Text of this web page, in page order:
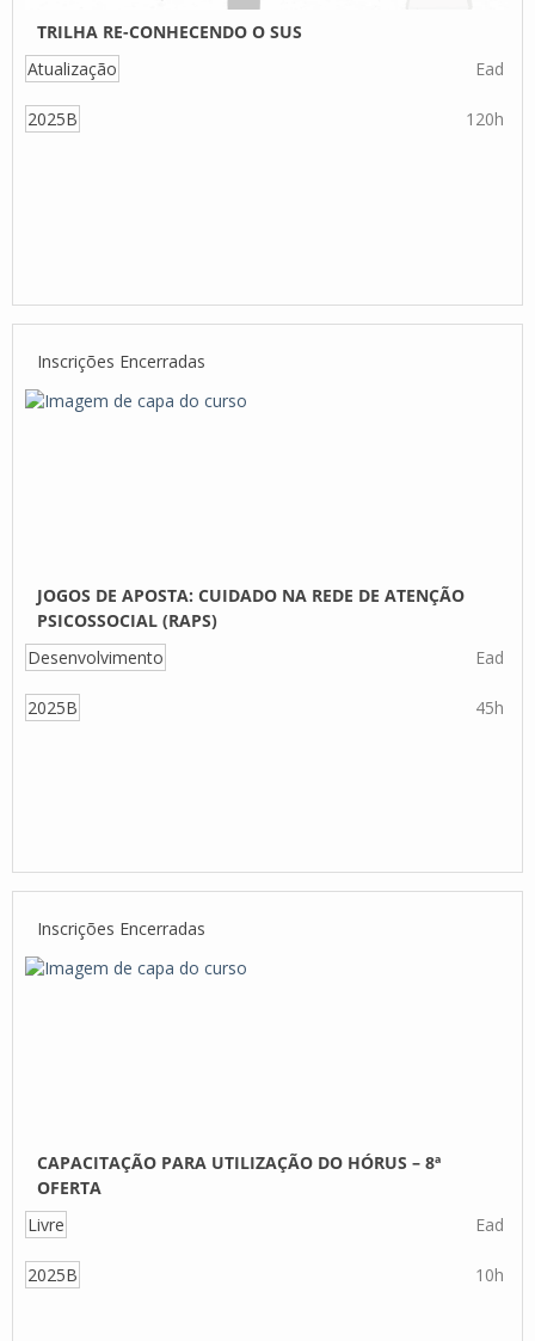
TRILHA RE-CONHECENDO O SUS
Atualização
Ead
2025B 120h
Inscrições Encerradas
JOGOS DE APOSTA: CUIDADO NA REDE DE ATENÇÃO
PSICOSSOCIAL (RAPS)
Desenvolvimento
Ead
2025B 45h
Inscrições Encerradas
CAPACITAÇÃO PARA UTILIZAÇÃO DO HÓRUS – 8ª
OFERTA
Livre
Ead
2025B 10h